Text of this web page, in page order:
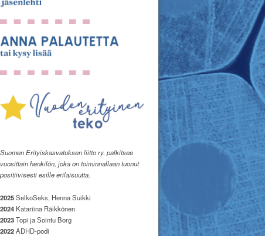
Suomen Erityiskasvatuksen liitto ry. palkitsee
vuosittain henkilön, joka on toiminnallaan tuonut
positiivisesti esille erilaisuutta.
2025SelkoSeks, Henna Suikki
2024 Katariina Räikkönen
2023Topi ja Sointu Borg
2022ADHD-podi